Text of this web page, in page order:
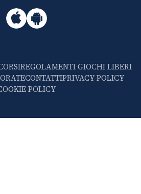
REGOLAMENTI GIOCHI LIBERI
CONTATTIPRIVACY POLICY
POLICY